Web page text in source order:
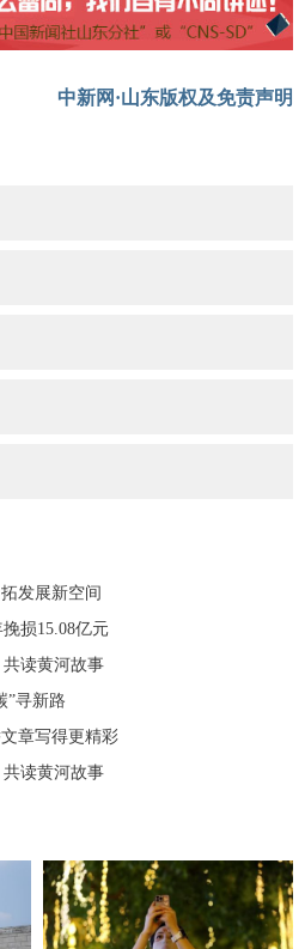
中新网·山东版权及免责声明
发展新空间
损15.08亿元
读黄河故事
”寻新路
章写得更精彩
读黄河故事